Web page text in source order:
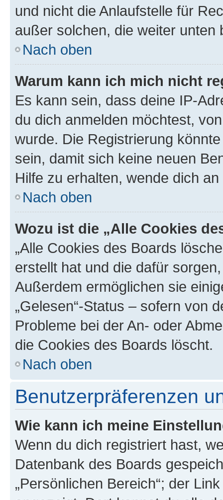
und nicht die Anlaufstelle für
außer solchen, die weiter unten
Nach oben
Warum kann ich mich nicht
Es kann sein, dass deine IP-
du dich anmelden möchtest,
wurde. Die Registrierung
sein, damit sich keine neuen
Hilfe zu erhalten, wende dich
Nach oben
Wozu ist die „Alle Cookies
„Alle Cookies des Boards
erstellt hat und die dafür
Außerdem ermöglichen sie
„Gelesen“-Status – sofern von
Probleme bei der An- oder
die Cookies des Boards löscht.
Nach oben
Benutzerpräferenzen
Wie kann ich meine
Wenn du dich registriert hast,
Datenbank des Boards
„Persönlichen Bereich“; der